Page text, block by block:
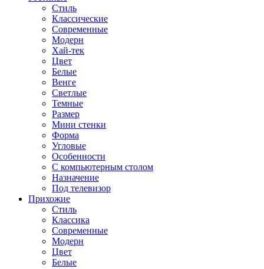
Стиль
Классические
Современные
Модерн
Хай-тек
Цвет
Белые
Венге
Светлые
Темные
Размер
Мини стенки
Форма
Угловые
Особенности
С компьютерным столом
Назначение
Под телевизор
Прихожие
Стиль
Классика
Современные
Модерн
Цвет
Белые